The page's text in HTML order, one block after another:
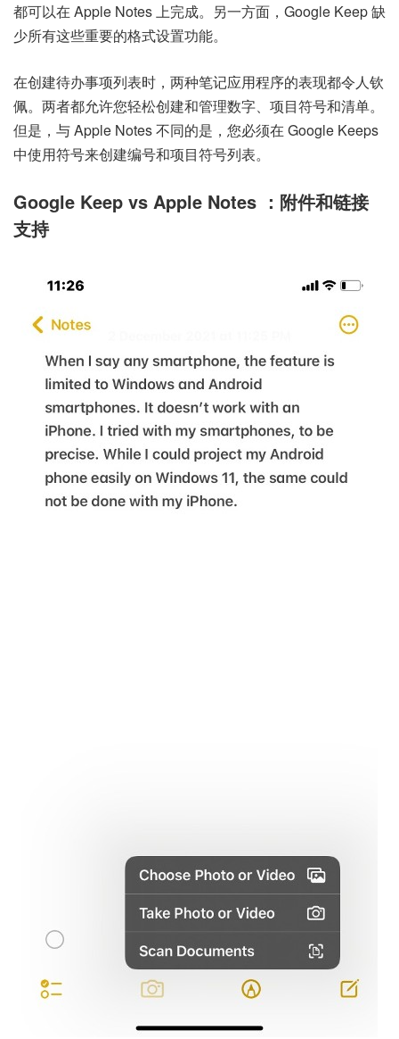
都可以在 Apple Notes 上完成。另一方面，Google Keep 缺
少所有这些重要的格式设置功能。
在创建待办事项列表时，两种笔记应用程序的表现都令人钦
佩。两者都允许您轻松创建和管理数字、项目符号和清单。
但是，与 Apple Notes 不同的是，您必须在 Google Keeps
中使用符号来创建编号和项目符号列表。
Google Keep vs Apple Notes ：附件和链接
支持